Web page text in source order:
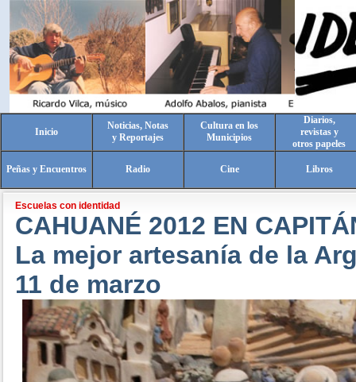
Inicio
Noticias, Notas
y Reportajes
Cultura en los
Municipios
Diarios,
revistas y
otros papeles
Peñas y Encuentros Radio Cine Libros
Escuelas con identidad
CAHUANÉ 2012 EN
La mejor artesanía de la
11 de marzo